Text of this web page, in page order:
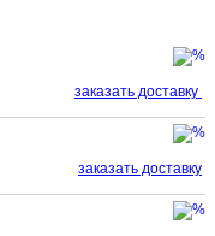
заказать доставку
заказать доставку